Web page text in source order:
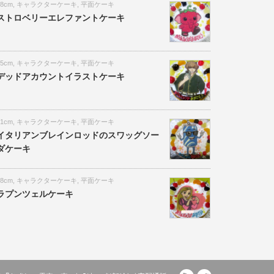
キャラクターケーキ 平面ケーキ
トロベリーエレファントケーキ
キャラクターケーキ 平面ケーキ
ッドアカウントイラストケーキ
キャラクターケーキ 平面ケーキ
タリアンブレインロッドのスワッグソー
ケーキ
キャラクターケーキ 平面ケーキ
プンツェルケーキ
RSS